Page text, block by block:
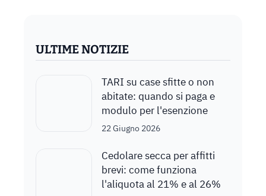
ULTIME NOTIZIE
TARI su case sfitte o non
abitate: quando si paga e
modulo per l'esenzione
22 Giugno 2026
Cedolare secca per affitti
brevi: come funziona
l'aliquota al 21% e al 26%